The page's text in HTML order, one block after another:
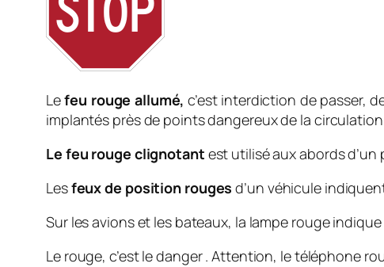
Lefeu rouge allumé, c’est interdiction de passer,
implantés près de points dangereux de la
Le feu rouge clignotant est utilisé aux abords
Lesfeux de position rouges d’un véhicule
Sur les avions et les bateaux, la lampe rouge
Le rouge, c’est le danger . Attention, le téléphone